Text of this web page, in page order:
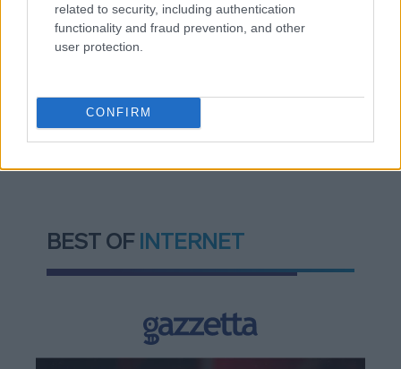
related to security, including authentication
functionality and fraud prevention, and other
user protection.
CONFIRM
Πώς μπορείτε να βγείτε νωρίτερα στη σύνταξη
- Οι 3 κινήσεις που πρέπει να γίνουν εγκαίρως
TAGS: Κίνα Ισραήλ Ιράν
BEST OF INTERNET